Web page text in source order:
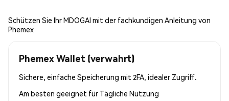
Schützen Sie Ihr MDOGAI mit der fachkundigen Anleitung von
Phemex
Phemex Wallet (verwahrt)
Sichere, einfache Speicherung mit 2FA, idealer Zugriff.
Am besten geeignet für Tägliche Nutzung